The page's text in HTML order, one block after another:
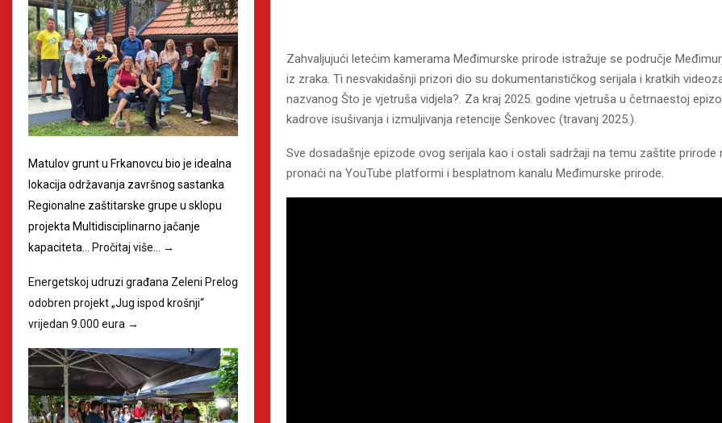
Zahvaljujući letećim kamerama Međimurske prirode istražuje se područje
iz zraka. Ti nesvakidašnji prizori dio su dokumentarističkog serijala i kratkih
nazvanog Što je vjetruša vidjela?. Za kraj 2025. godine vjetruša u četrnaestoj
kadrove isušivanja i izmuljivanja retencije Šenkovec (travanj 2025.).
Sve dosadašnje epizode ovog serijala kao i ostali sadržaji na temu zaštite prirode
pronaći na YouTube platformi i besplatnom kanalu Međimurske prirode.
Matulov grunt u Frkanovcu bio je idealna
lokacija održavanja završnog sastanka
Regionalne zaštitarske grupe u sklopu
projekta Multidisciplinarno jačanje
kapaciteta…
Pročitaj više… →
Energetskoj udruzi građana Zeleni Prelog
odobren projekt „Jug ispod krošnji“
vrijedan 9.000 eura →